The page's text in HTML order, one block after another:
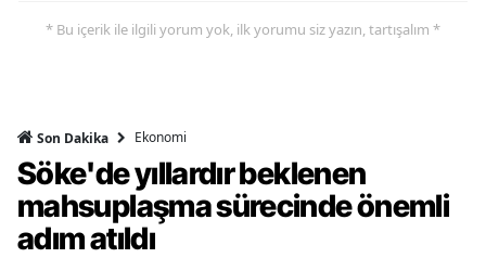
* Bu içerik ile ilgili yorum yok, ilk yorumu siz yazın, tartışalım *
Son Dakika Ekonomi
Söke'de yıllardır beklenen
mahsuplaşma sürecinde önemli
adım atıldı